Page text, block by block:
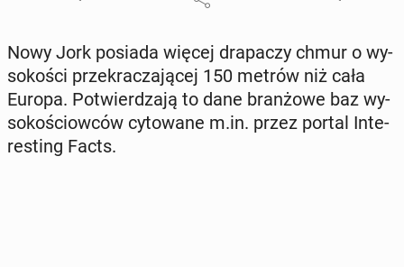
Nowy Jork posiada więcej dra­pa­czy chmur o wy­
so­ko­ści prze­kra­cza­ją­cej 150 metrów niż cała
Europa. Po­twier­dza­ją to dane bran­żo­we baz wy­
so­ko­ściow­ców cy­to­wa­ne m.in. przez portal In­te­
re­sting Facts.